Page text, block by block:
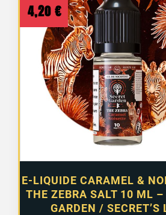
E-LIQUIDE CARAMEL &
THE ZEBRA SALT 10 ML –
GARDEN / SECRET’S
4,20 €